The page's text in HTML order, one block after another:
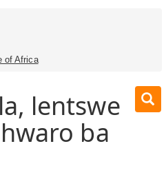
of Africa
lentswe
ba